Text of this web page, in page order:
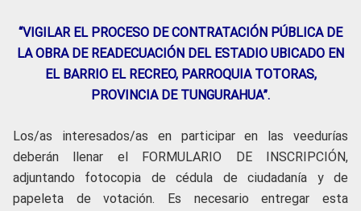
“VIGILAR EL PROCESO DE CONTRATACIÓN PÚBLICA DE
LA OBRA DE READECUACIÓN DEL ESTADIO UBICADO EN
EL BARRIO EL RECREO, PARROQUIA TOTORAS,
PROVINCIA DE TUNGURAHUA”.
Los/as interesados/as en participar en las veedurías
deberán llenar el FORMULARIO DE INSCRIPCIÓN,
adjuntando fotocopia de cédula de ciudadanía y de
papeleta de votación. Es necesario entregar esta